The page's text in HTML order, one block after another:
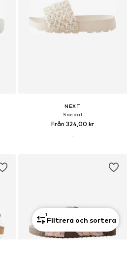
NEXT
Sandal
Från 324,00 kr
1
Filtrera och sortera